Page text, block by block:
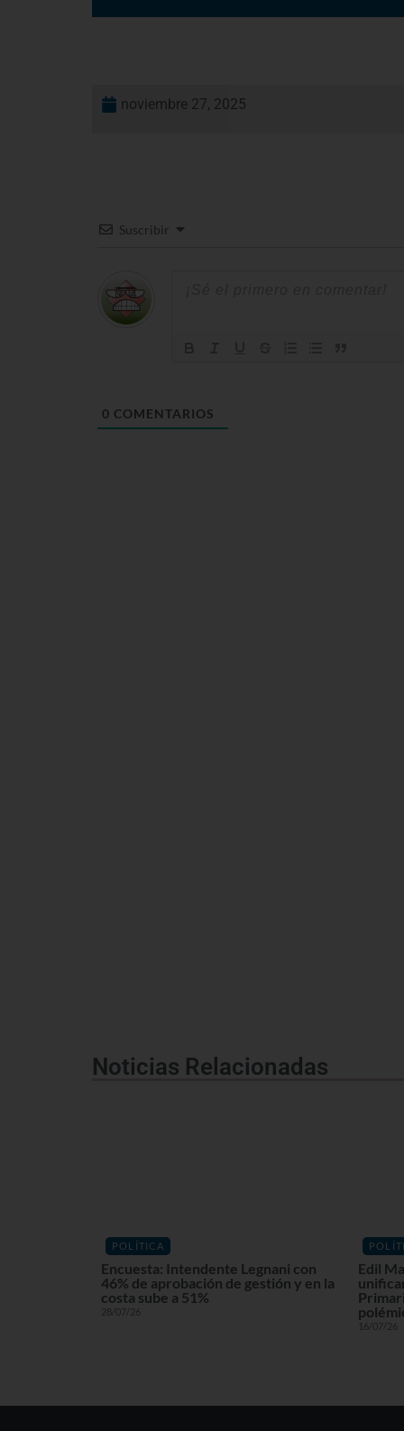
noviembre 27, 2025
Suscribir
0 COMENTARIOS
Noticias Relacionadas
POLÍTICA
Encuesta: Intendente Legnani con
46% de aprobación de gestión y en la
costa sube a 51%
28/07/26
Edil
16/07/26